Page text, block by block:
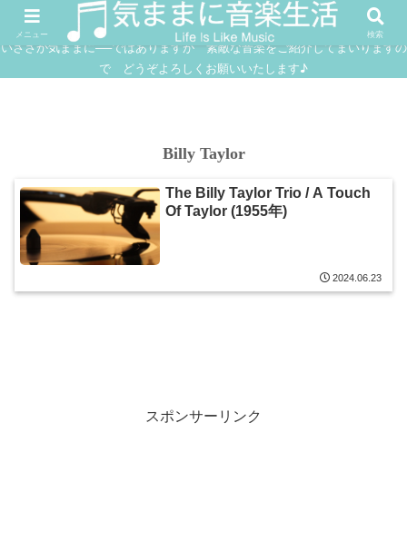
JAZZ SOUNDTRACK
いささか気ままに──ではありますが 素敵な音楽をご紹介してまいりますの
で どうぞよろしくお願いいたします♪
Billy Taylor
The Billy Taylor Trio / A Touch
Of Taylor (1955年)
2024.06.23
スポンサーリンク
メニュー 検索